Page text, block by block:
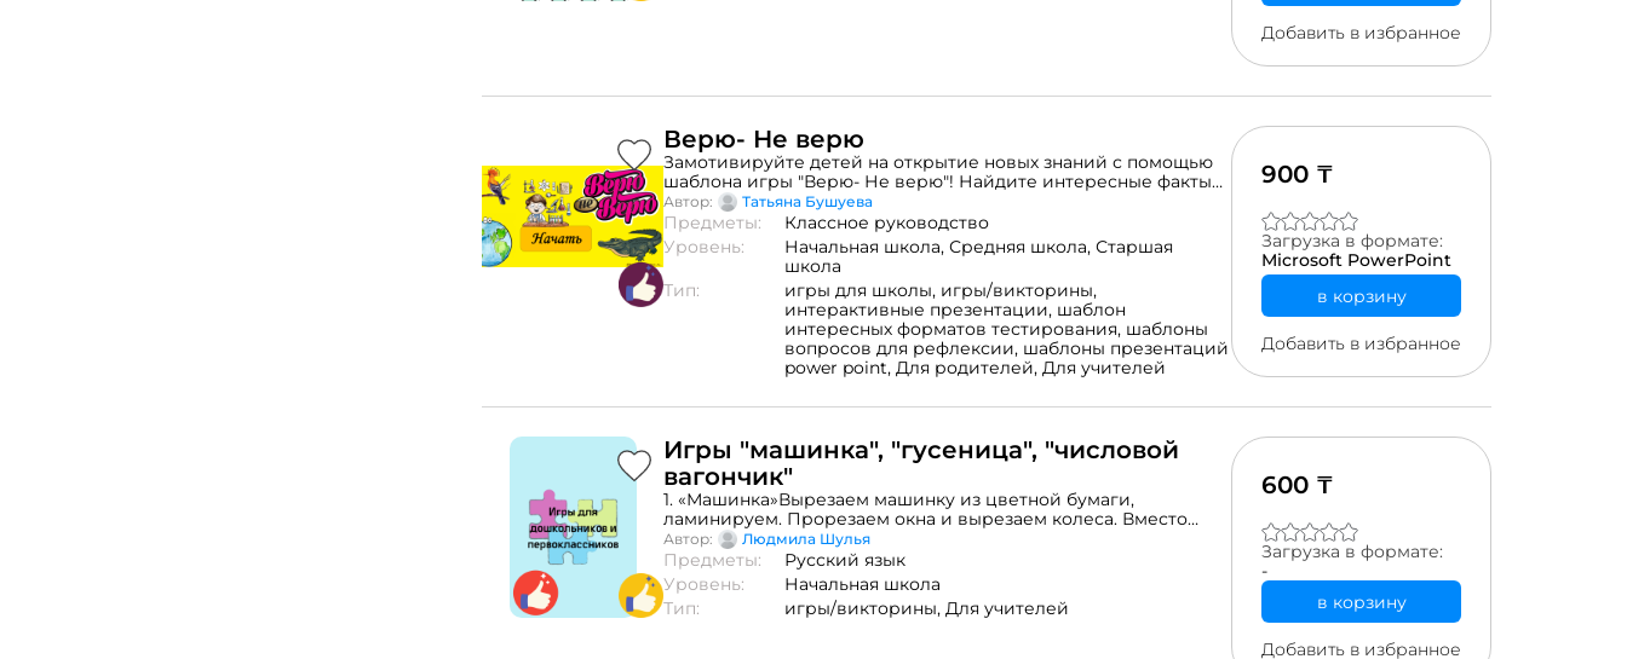
Добавить в избранное
Верю- Не верю
Замотивируйте детей на открытие новых знаний с помощью
шаблона игры "Верю- Не верю"! Найдите интересные факты
из любой сферы, занесите их в готовые поля внутри
презентации, добавьте пояснение к факту и всё! Игра готова!
Использование презентации возможно на любом уроке, ведь
в каждой науке найдутся разные интересности.
Автор: Татьяна Бушуева
Предметы:
Классное руководство
Уровень:
Начальная школа, Средняя школа, Старшая
школа
Тип:
игры для школы, игры/викторины,
интерактивные презентации, шаблон
интересных форматов тестирования, шаблоны
вопросов для рефлексии, шаблоны презентаций
power point, Для родителей, Для учителей
900 ₸
Загрузка в формате:
Microsoft PowerPoint
в корзину
Добавить в избранное
Игры "машинка", "гусеница", "числовой
вагончик"
1. «Машинка»Вырезаем машинку из цветной бумаги,
ламинируем. Прорезаем окна и вырезаем колеса. Вместо
окна ставим число. Колеса подбираем в соответствии с
составом числа. Например, число 9. Подбираем колеса с 5 и 4
кружочками, или с 3 и 6, или с 2 и 7.2. 2. «Гусеница»
Распечатать детали гусеницы на зеленой бумаге, вырезать,
заламинировать. Задача детей – выстроить числовой ряд.3.
Автор: Людмила Шулья
Предметы:
Русский язык
Уровень:
Начальная школа
Тип:
игры/викторины, Для учителей
600 ₸
Загрузка в формате:
-
в корзину
Добавить в избранное